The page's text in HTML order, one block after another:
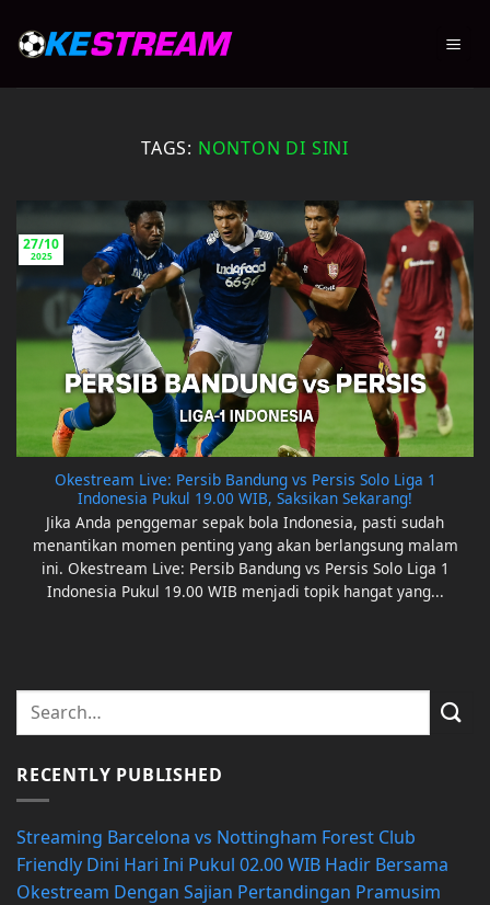
TAGS: NONTON DI SINI
Okestream Live: Persib Bandung vs Persis Solo Liga 1
Indonesia Pukul 19.00 WIB, Saksikan Sekarang!
Jika Anda penggemar sepak bola Indonesia, pasti sudah
menantikan momen penting yang akan berlangsung malam
ini. Okestream Live: Persib Bandung vs Persis Solo Liga 1
Indonesia Pukul 19.00 WIB menjadi topik hangat yang...
27/10
2025
RECENTLY PUBLISHED
Streaming Barcelona vs Nottingham Forest Club
Friendly Dini Hari Ini Pukul 02.00 WIB Hadir Bersama
Okestream Dengan Sajian Pertandingan Pramusim